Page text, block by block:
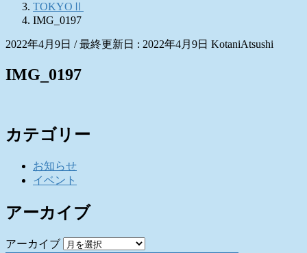
TOKYOⅡ
IMG_0197
2022年4月9日 / 最終更新日 : 2022年4月9日 KotaniAtsushi
IMG_0197
カテゴリー
お知らせ
イベント
アーカイブ
アーカイブ